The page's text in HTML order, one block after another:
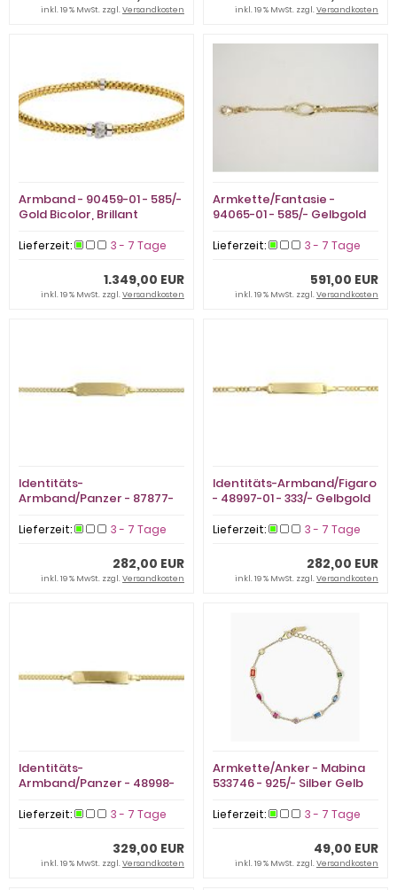
inkl. 19 % MwSt. zzgl.Versandkosten inkl. 19 % MwSt. zzgl.Versandkosten
Armband - 90459-01 - 585/-
Gold Bicolor, Brillant
Lieferzeit: 3 - 7 Tage
1.349,00 EUR
inkl. 19 % MwSt. zzgl.Versandkosten
Armkette/Fantasie -
94065-01 - 585/- Gelbgold
Lieferzeit: 3 - 7 Tage
591,00 EUR
inkl. 19 % MwSt. zzgl.Versandkosten
Identitäts-
Armband/Panzer - 87877-
Lieferzeit: 3 - 7 Tage
282,00 EUR
inkl. 19 % MwSt. zzgl.Versandkosten
Identitäts-Armband/Figaro
- 48997-01 - 333/- Gelbgold
Lieferzeit: 3 - 7 Tage
282,00 EUR
inkl. 19 % MwSt. zzgl.Versandkosten
Identitäts-
Armband/Panzer - 48998-
Lieferzeit: 3 - 7 Tage
329,00 EUR
inkl. 19 % MwSt. zzgl.Versandkosten
Armkette/Anker - Mabina
533746 - 925/- Silber Gelb
Lieferzeit: 3 - 7 Tage
49,00 EUR
inkl. 19 % MwSt. zzgl.Versandkosten